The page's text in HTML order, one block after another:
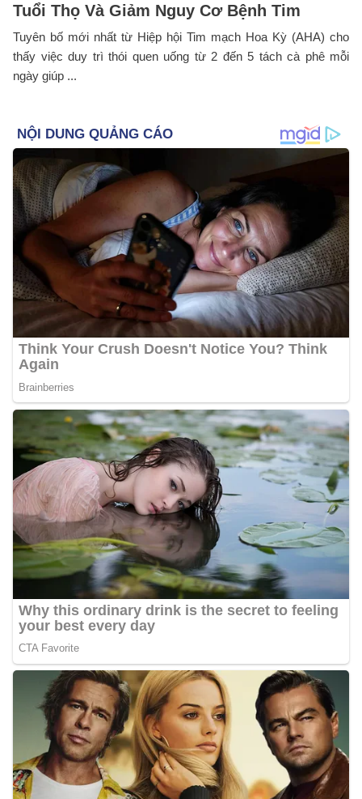
Tuổi Thọ Và Giảm Nguy Cơ Bệnh Tim
Tuyên bố mới nhất từ Hiệp hội Tim mạch Hoa Kỳ (AHA) cho
thấy việc duy trì thói quen uống từ 2 đến 5 tách cà phê mỗi
ngày giúp ...